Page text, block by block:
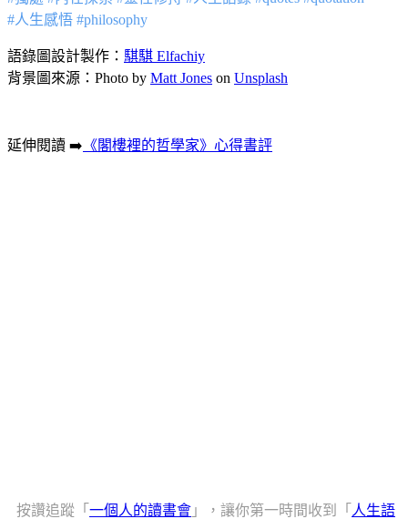
#人生感悟 #philosophy
語錄圖設計製作： 騏騏 Elfachiy
背景圖來源：Photo by Matt Jones on Unsplash
延伸閱讀 ➡️ 《閣樓裡的哲學家》心得書評
按讚追蹤「 一個人的讀書會 」，讓你第一時間收到「 人生語